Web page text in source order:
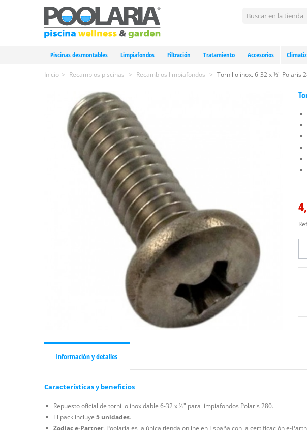
Piscinas desmontables Limpiafondos Filtración Tratamiento Accesorios
Inicio > Recambios piscinas > Recambios limpiafondos > Tornillo inox. 6-32 x ½" Polaris
Información y detalles
Características y beneficios
Repuesto oficial de tornillo inoxidable 6-32 x ½" para limpiafondos Polaris 280.
El pack incluye 5 unidades.
Zodiac e-Partner. Poolaria es la única tienda online en España con la certificación e-